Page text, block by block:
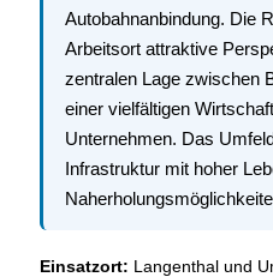
Autobahnanbindung. Die
Arbeitsort attraktive
zentralen Lage zwischen
einer vielfältigen
Unternehmen. Das
Infrastruktur mit hoher
Einsatzort: Langenthal und